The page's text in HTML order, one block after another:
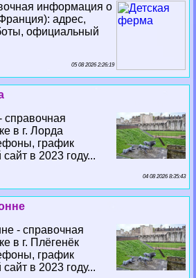
информация о
адрес,
официальный
05 08 2026 2:26:19
справочная
в г. Лорда
график
в 2023 году...
04 08 2026 8:35:43
- справочная
в г. Плёгенёк
график
в 2023 году...